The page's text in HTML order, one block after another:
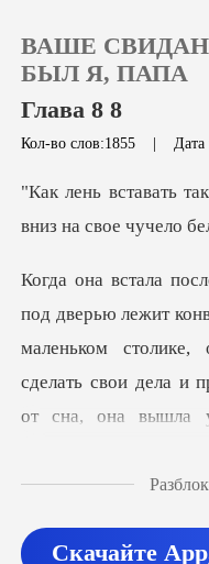
Пополнить
История чтения
Выйти
Скачать
ВАШЕ
БЫЛ Я, ПАПА
Глава 8 8
Кол-во слов:1855 |
вниз
маленьком
сделать свои дела и п
Скачайте